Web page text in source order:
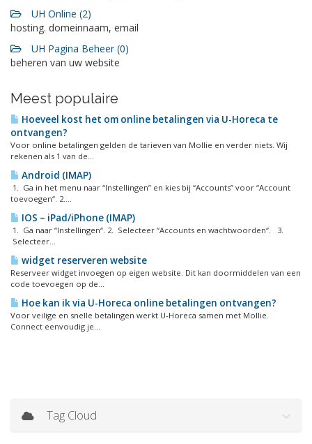
UH Online (2)
hosting. domeinnaam, email
UH Pagina Beheer (0)
beheren van uw website
Meest populaire
Hoeveel kost het om online betalingen via U-Horeca te
ontvangen?
Voor online betalingen gelden de tarieven van Mollie en verder niets. Wij
rekenen als 1 van de...
Android (IMAP)
1. Ga in het menu naar “Instellingen” en kies bij “Accounts” voor “Account
toevoegen“. 2....
IOS – iPad/iPhone (IMAP)
1. Ga naar “Instellingen“. 2. Selecteer “Accounts en wachtwoorden“. 3.
Selecteer...
widget reserveren website
Reserveer widget invoegen op eigen website. Dit kan doormiddelen van een
code toevoegen op de...
Hoe kan ik via U-Horeca online betalingen ontvangen?
Voor veilige en snelle betalingen werkt U-Horeca samen met Mollie.
Connect eenvoudig je...
Tag Cloud